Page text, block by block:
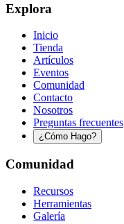
Explora
Inicio
Tienda
Artículos
Eventos
Comunidad
Contacto
Nosotros
Preguntas frecuentes
¿Cómo Hago?
Comunidad
Recursos
Herramientas
Galería